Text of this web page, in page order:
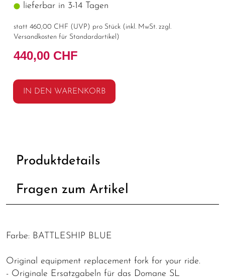
lieferbar in 3-14 Tagen
statt 460,00 CHF ( UVP ) pro Stück (inkl. MwSt. zzgl.
Versandkosten für Standardartikel )
440,00 CHF
IN DEN WARENKORB
Produktdetails
Fragen zum Artikel
Farbe: BATTLESHIP BLUE
Original equipment replacement fork for your ride.
- Originale Ersatzgabeln für das Domane SL